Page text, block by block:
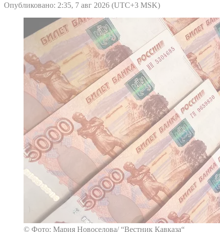
Опубликовано: 2:35, 7 авг 2026 (UTC+3 MSK)
© Фото: Мария Новоселова/ “Вестник Кавказа“